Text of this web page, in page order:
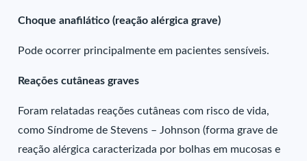
Choque anafilático (reação alérgica grave)
Pode ocorrer principalmente em pacientes sensíveis.
Reações cutâneas graves
Foram relatadas reações cutâneas com risco de vida,
como Síndrome de Stevens – Johnson (forma grave de
reação alérgica caracterizada por bolhas em mucosas e